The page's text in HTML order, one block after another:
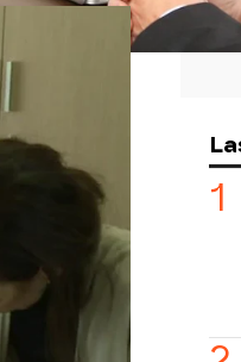
la
precios
sueldoa
el
los
cada
del